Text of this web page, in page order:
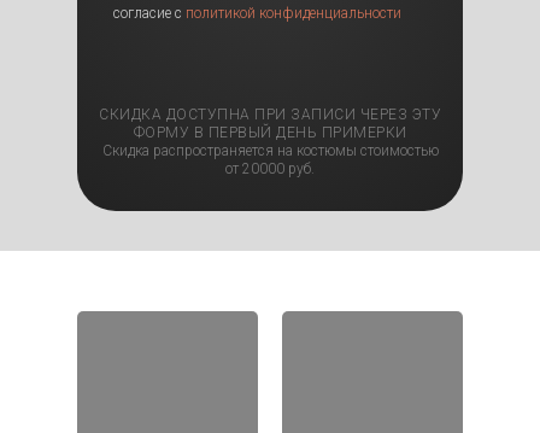
СКИДКА ДОСТУПНА ПРИ ЗАПИСИ ЧЕРЕЗ ЭТУ
ФОРМУ В ПЕРВЫЙ ДЕНЬ ПРИМЕРКИ
Скидка распространяется на костюмы стоимостью
от 20000 руб.
согласие с политикой конфиденциальности